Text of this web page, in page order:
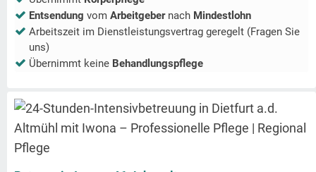
Entsendung vom Arbeitgeber nach Mindestlohn
Arbeitszeit im Dienstleistungsvertrag geregelt (Fragen Sie
uns)
Übernimmt keine Behandlungspflege